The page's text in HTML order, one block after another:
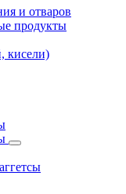
и отваров
продукты
кисели)